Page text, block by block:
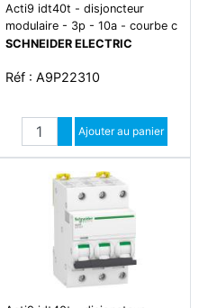
Acti9 idt40t - disjoncteur
modulaire - 3p - 10a - courbe c
- 4500a/6ka
SCHNEIDER ELECTRIC
Réf : A9P22310
Quantité
Augmenter quantité
Diminuer quantité
Ajouter au panier